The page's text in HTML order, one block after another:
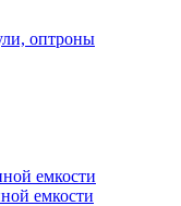
оптроны
емкости
емкости